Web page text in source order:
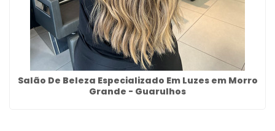
Salão De Beleza Especializado Em Luzes em Morro
Grande - Guarulhos